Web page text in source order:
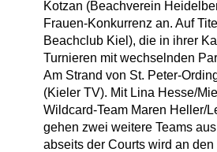
Kotzan (Beachverein
Frauen-Konkurrenz an. Auf
Beachclub Kiel), die in ihrer
Turnieren mit wechselnden
Am Strand von St. Peter-
(Kieler TV). Mit Lina Hesse/
Wildcard-Team Maren Heller/
gehen zwei weitere Teams
abseits der Courts wird an